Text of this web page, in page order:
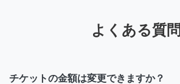
よくある質問
チケットの金額は変更できますか？